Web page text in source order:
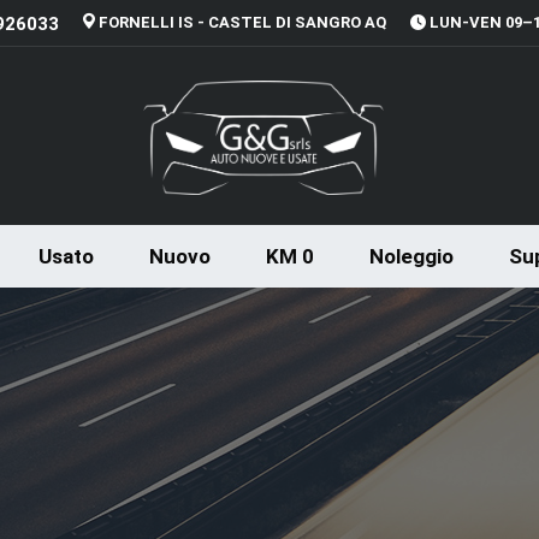
LUN-VEN
FORNELLI IS - CASTEL DI SANGRO AQ
Usato Nuovo KM 0 Noleggio